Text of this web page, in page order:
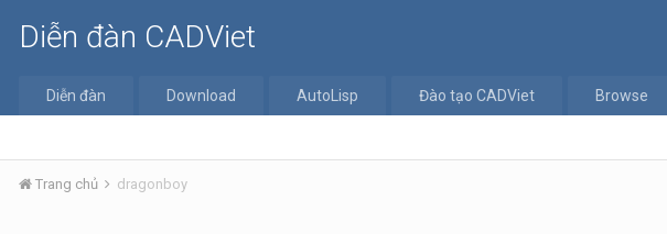
Diễn đàn CADViet
Diễn đàn Download AutoLisp Đào tạo CADViet Browse
Trang chủ dragonboy